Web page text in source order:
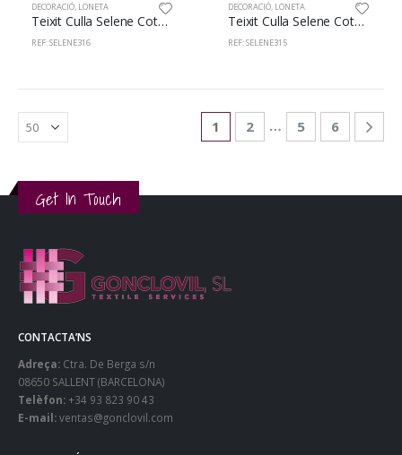
DECORACIÓ, LONETA
Teixit Culla Selene Cotó/Lli 89/11% 140cm 316
REF: SELENE316
DECORACIÓ, LONETA
Teixit Culla Selene Cotó/Lli 89/11% 140cm 315
REF: SELENE315
1 2 … 5 6
Get In Touch
CONTACTA’NS
Adreça: Ctra. De Berga s/n
08650 SALLENT (BARCELONA)
Telèfon:+34 93 823 90 43
E-mail:ventas@gonclovil.com